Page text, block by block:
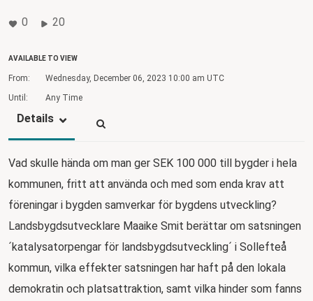
0 20
AVAILABLE TO VIEW
From: Wednesday, December 06, 2023 10:00 am UTC
Until:
Any Time
Details
Vad skulle hända om man ger SEK 100 000 till bygder i hela
kommunen, fritt att använda och med som enda krav att
föreningar i bygden samverkar för bygdens utveckling?
Landsbygdsutvecklare Maaike Smit berättar om satsningen
´katalysatorpengar för landsbygdsutveckling´ i Sollefteå
kommun, vilka effekter satsningen har haft på den lokala
demokratin och platsattraktion, samt vilka hinder som fanns